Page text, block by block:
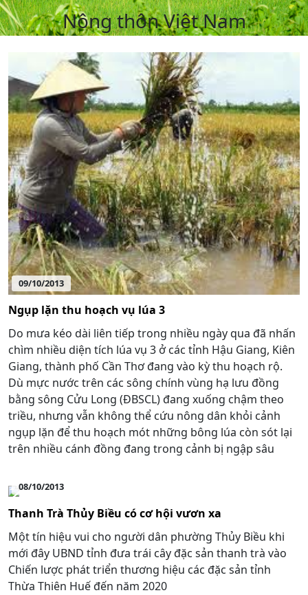
Nông thôn Việt Nam
09/10/2013
Ngụp lặn thu hoạch vụ lúa 3
Do mưa kéo dài liên tiếp trong nhiều ngày qua đã nhấn
chìm nhiều diện tích lúa vụ 3 ở các tỉnh Hậu Giang, Kiên
Giang, thành phố Cần Thơ đang vào kỳ thu hoạch rộ.
Dù mực nước trên các sông chính vùng hạ lưu đồng
bằng sông Cửu Long (ĐBSCL) đang xuống chậm theo
triều, nhưng vẫn không thể cứu nông dân khỏi cảnh
ngụp lặn để thu hoạch mót những bông lúa còn sót lại
trên nhiều cánh đồng đang trong cảnh bị ngập sâu
08/10/2013
Thanh Trà Thủy Biều có cơ hội vươn xa
Một tín hiệu vui cho người dân phường Thủy Biều khi
mới đây UBND tỉnh đưa trái cây đặc sản thanh trà vào
Chiến lược phát triển thương hiệu các đặc sản tỉnh
Thừa Thiên Huế đến năm 2020